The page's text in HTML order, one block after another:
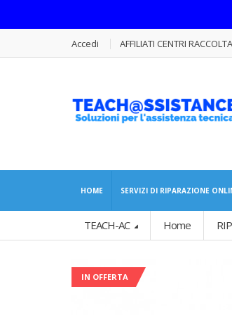
Accedi AFFILIATI CENTRI RACCOLTA
HOME SERVIZI DI RIPARAZIONE
TEACH-AC Home
IN OFFERTA